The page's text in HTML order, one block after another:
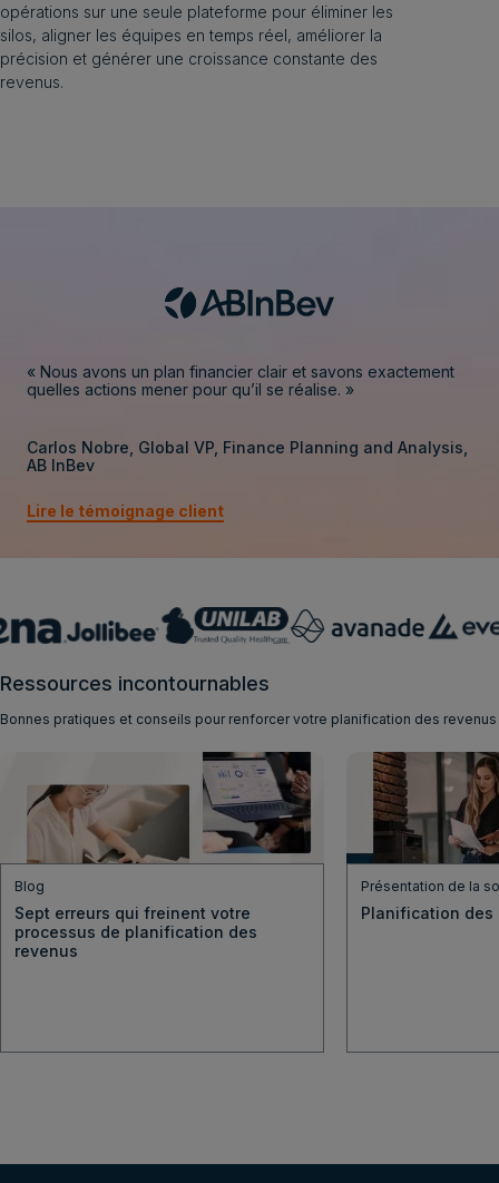
opérations sur une seule plateforme pour éliminer les
silos, aligner les équipes en temps réel, améliorer la
précision et générer une croissance constante des
revenus.
« Nous avons un plan financier clair et savons exactement
quelles actions mener pour qu’il se réalise. »
Carlos Nobre, Global VP, Finance Planning and Analysis,
AB InBev
Lire le témoignage client
Ressources incontournables
Bonnes pratiques et conseils pour renforcer votre planification des revenus
Blog
Sept erreurs qui freinent votre
processus de planification des
revenus
Présentation de la
Planification des